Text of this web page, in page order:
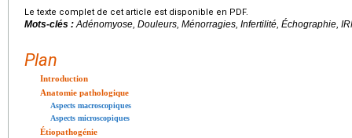
Le texte complet de cet article est disponible en PDF.
Mots-clés :Adénomyose, Douleurs, Ménorragies, Infertilité, Échographie,
Plan
Introduction
Anatomie pathologique
Aspects macroscopiques
Aspects microscopiques
Étiopathogénie